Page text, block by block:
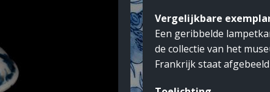
Vergelijkbare
Een geribbelde
de collectie van het
Frankrijk staat